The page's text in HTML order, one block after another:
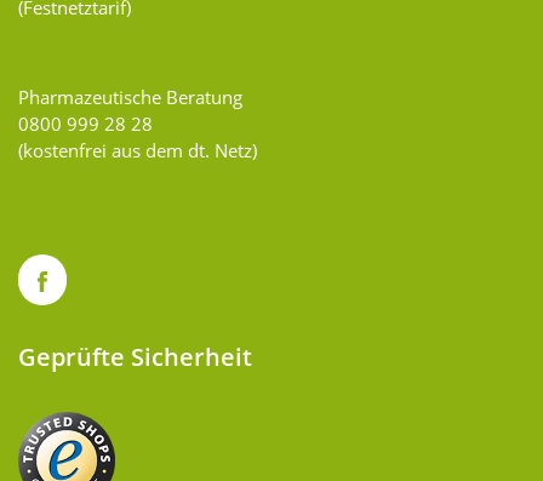
(Festnetztarif)
Pharmazeutische Beratung
0800 999 28 28
(kostenfrei aus dem dt. Netz)
Geprüfte Sicherheit